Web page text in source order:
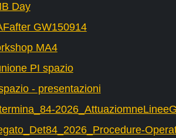
Day
GW150914
MA4
PI spazio
- presentazioni